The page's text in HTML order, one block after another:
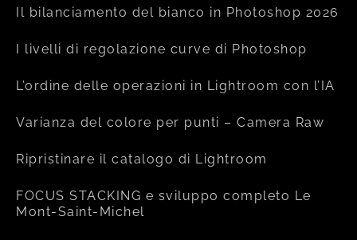
Il bilanciamento del bianco in Photoshop 2026
I livelli di regolazione curve di Photoshop
L’ordine delle operazioni in Lightroom con l’IA
Varianza del colore per punti – Camera Raw
Ripristinare il catalogo di Lightroom
FOCUS STACKING e sviluppo completo Le
Mont-Saint-Michel